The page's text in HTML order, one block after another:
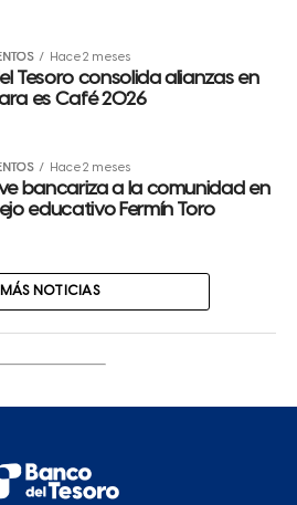
Hace 2 meses
Tesoro consolida alianzas en
es Café 2026
Hace 2 meses
bancariza a la comunidad en
educativo Fermín Toro
MÁS NOTICIAS